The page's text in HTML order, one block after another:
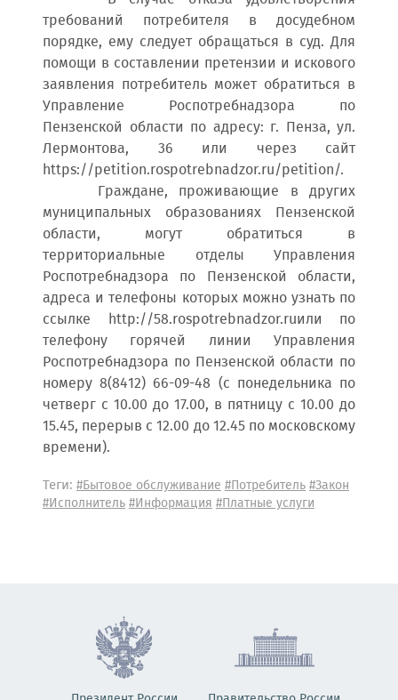
требований потребителя в досудебном
порядке, ему следует обращаться в суд. Для
помощи в составлении претензии и искового
заявления потребитель может обратиться в
Управление Роспотребнадзора по
Пензенской области по адресу: г. Пенза, ул.
Лермонтова, 36 или через сайт
https://petition.rospotrebnadzor.ru/petition/.
Граждане, проживающие в других
муниципальных образованиях Пензенской
области, могут обратиться в
территориальные отделы Управления
Роспотребнадзора по Пензенской области,
адреса и телефоны которых можно узнать по
ссылке http://58.rospotrebnadzor.ruили по
телефону горячей линии Управления
Роспотребнадзора по Пензенской области по
номеру 8(8412) 66-09-48 (с понедельника по
четверг с 10.00 до 17.00, в пятницу с 10.00 до
15.45, перерыв с 12.00 до 12.45 по московскому
времени).
Теги: #Бытовое обслуживание#Потребитель#Закон
#Исполнитель#Информация#Платные услуги